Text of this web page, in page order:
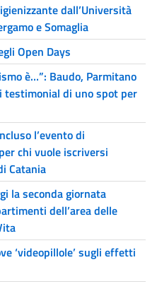
dall’Università
e Somaglia
Open Days
è…”: Baudo, Parmitano
testimonial di uno spot per
l’evento di
chi vuole iscriversi
Catania
la seconda giornata
dell’area delle
‘videopillole’ sugli effetti